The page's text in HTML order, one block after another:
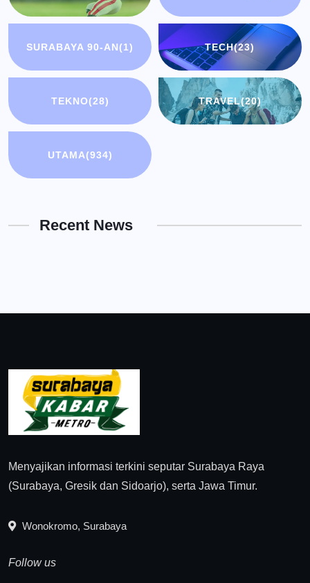
SURABAYA 90-AN(1) TECH(23)
TEKNO(28) TRAVEL(20)
UTAMA(934)
Recent News
Menyajikan informasi terkini seputar Surabaya Raya
(Surabaya, Gresik dan Sidoarjo), serta Jawa Timur.
Wonokromo, Surabaya
Follow us